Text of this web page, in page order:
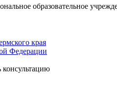
образовательное
края
Федерации
консультацию